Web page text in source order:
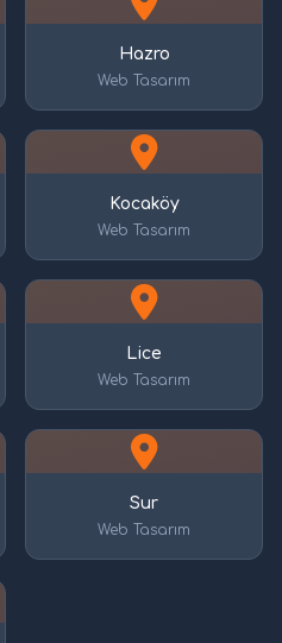
Hazro
Web Tasarım
Kocaköy
Web Tasarım
Lice
Web Tasarım
Sur
Web Tasarım